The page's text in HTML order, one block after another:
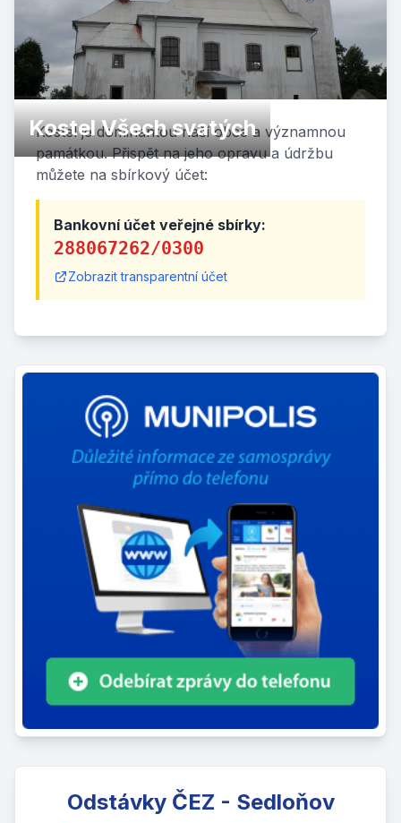
Kostel Všech svatých
Kostel je dominantou naší obce a významnou
památkou. Přispět na jeho opravu a údržbu
můžete na sbírkový účet:
Bankovní účet veřejné sbírky:
288067262/0300
Zobrazit transparentní účet
Odstávky ČEZ - Sedloňov